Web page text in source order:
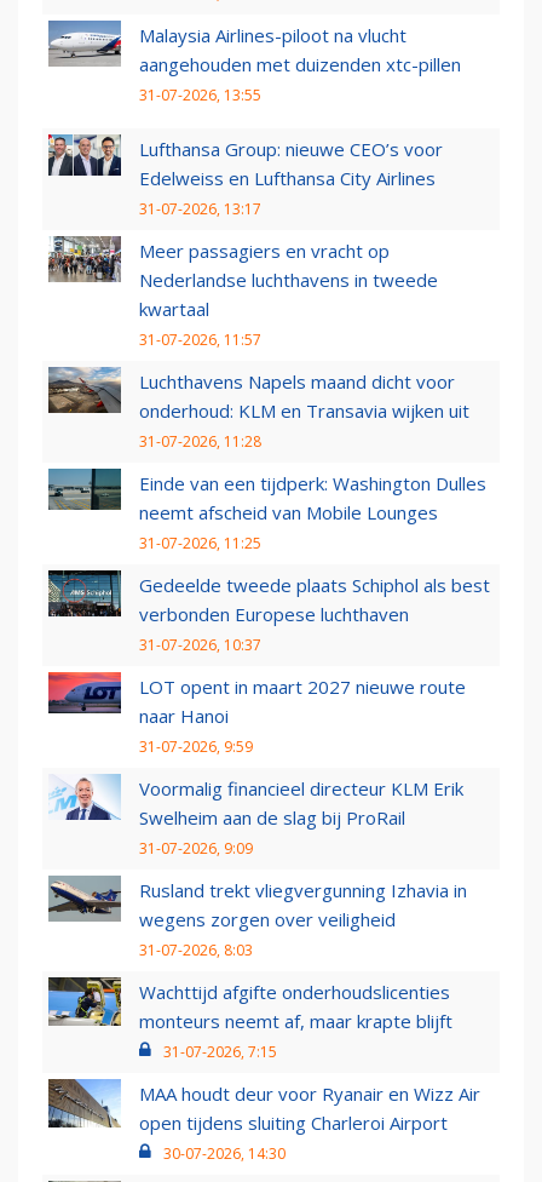
Malaysia Airlines-piloot na vlucht
aangehouden met duizenden xtc-pillen
31-07-2026, 13:55
Lufthansa Group: nieuwe CEO’s voor
Edelweiss en Lufthansa City Airlines
31-07-2026, 13:17
Meer passagiers en vracht op
Nederlandse luchthavens in tweede
kwartaal
31-07-2026, 11:57
Luchthavens Napels maand dicht voor
onderhoud: KLM en Transavia wijken uit
31-07-2026, 11:28
Einde van een tijdperk: Washington Dulles
neemt afscheid van Mobile Lounges
31-07-2026, 11:25
Gedeelde tweede plaats Schiphol als best
verbonden Europese luchthaven
31-07-2026, 10:37
LOT opent in maart 2027 nieuwe route
naar Hanoi
31-07-2026, 9:59
Voormalig financieel directeur KLM Erik
Swelheim aan de slag bij ProRail
31-07-2026, 9:09
Rusland trekt vliegvergunning Izhavia in
wegens zorgen over veiligheid
31-07-2026, 8:03
Wachttijd afgifte onderhoudslicenties
monteurs neemt af, maar krapte blijft
31-07-2026, 7:15
MAA houdt deur voor Ryanair en Wizz Air
open tijdens sluiting Charleroi Airport
30-07-2026, 14:30